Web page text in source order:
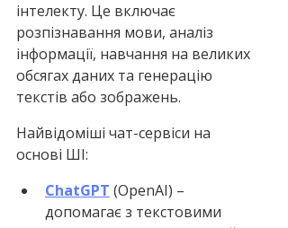
інтелекту. Це включає
розпізнавання мови, аналіз
інформації, навчання на великих
обсягах даних та генерацію
текстів або зображень.
Найвідоміші чат-сервіси на
основі ШІ:
ChatGPT (OpenAI) –
допомагає з текстовими